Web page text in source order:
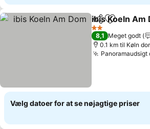
Del Føj til
ibis Koeln Am
2 Stjerner
8,1 Meget godt
0.1 km til Køln
Panoramaudsigt
Vælg datoer for at se nøjagtige priser